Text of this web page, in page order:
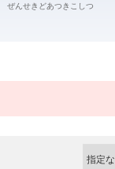
ぜんせきどあつきこしつ